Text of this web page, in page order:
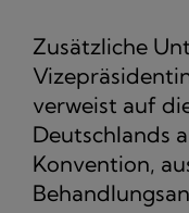
Zusätzliche
verweist auf
Deutschlands
Konvention,